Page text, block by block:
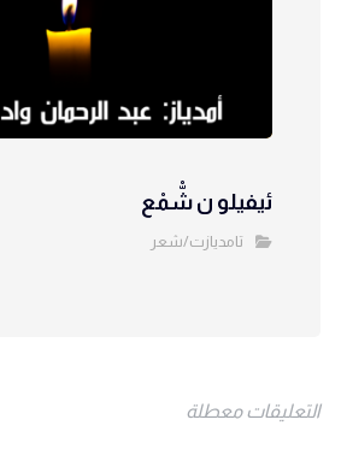
ئيفيلو ن شّْمْع
تامديازت/شعر
التعليقات معطلة